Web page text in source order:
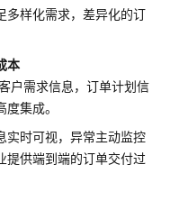
多样化需求，差异化的订
本
户需求信息，订单计划信
集成。
实时可视，异常主动监控
提供端到端的订单交付过